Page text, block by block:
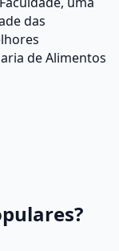
das
de Alimentos